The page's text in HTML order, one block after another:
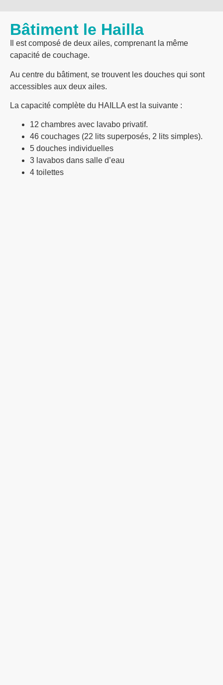
Bâtiment le Hailla
Il est composé de deux ailes, comprenant la même
capacité de couchage.
Au centre du bâtiment, se trouvent les douches qui sont
accessibles aux deux ailes.
La capacité complète du HAILLA est la suivante :
12 chambres avec lavabo privatif.
46 couchages (22 lits superposés, 2 lits simples).
5 douches individuelles
3 lavabos dans salle d’eau
4 toilettes